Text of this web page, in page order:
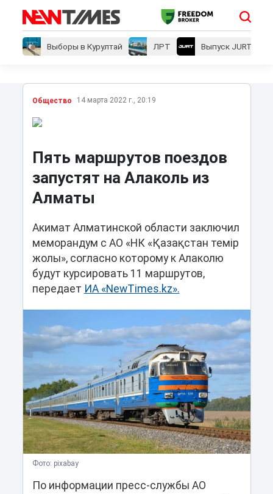
Выборы в Курултай ЛРТ Выпуск JURT
Общество 14 марта 2022 г., 20:19
Пять маршрутов поездов
запустят на Алаколь из
Алматы
Акимат Алматинской области заключил
меморандум с АО «НК «Қазақстан темір
жолы», согласно которому к Алаколю
будут курсировать 11 маршрутов,
передает ИА «NewTimes.kz».
Фото: pixabay
По информации пресс-службы АО